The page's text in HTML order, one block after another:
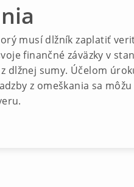
musí dlžník zaplatiť
finančné záväzky v
dlžnej sumy. Účelom
z omeškania sa